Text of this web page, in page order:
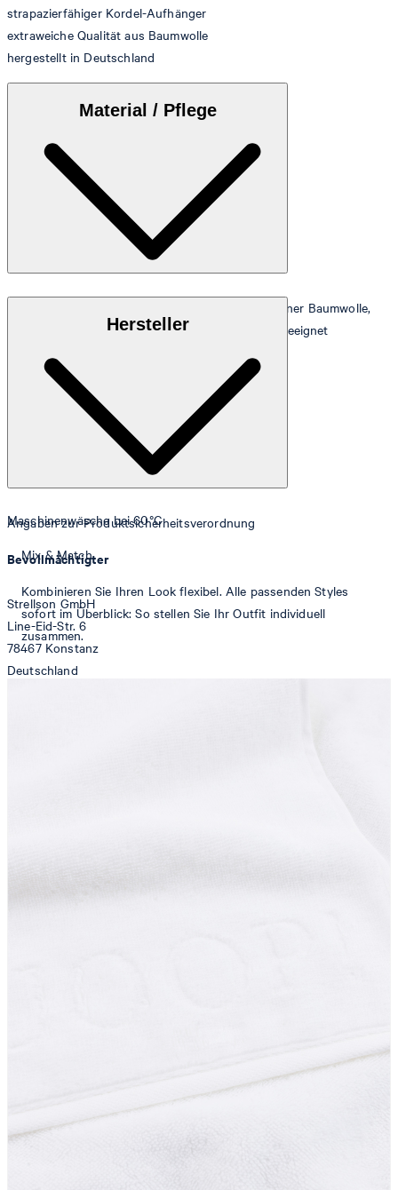
strapazierfähiger Kordel-Aufhänger
extraweiche Qualität aus Baumwolle
hergestellt in Deutschland
Material / Pflege
Extraflauschige Walkfrottier-Qualität aus 100% reiner Baumwolle,
stückgefärbt, besonders saugfähig und trocknergeeignet
Maschinenwäsche bei 60°C
Hersteller
Angaben zur Produktsicherheitsverordnung
Bevollmächtigter
Strellson GmbH
Line-Eid-Str. 6
78467 Konstanz
Deutschland
Mix & Match
Kombinieren Sie Ihren Look flexibel. Alle passenden Styles
sofort im Überblick: So stellen Sie Ihr Outfit individuell
zusammen.